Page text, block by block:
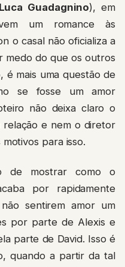
Luca Guadagnino), em
um romance às
o casal não oficializa a
medo do que os outros
é mais uma questão de
se fosse um amor
não deixa claro o
e nem o diretor
para isso.
de mostrar como o
por rapidamente
sentirem amor um
por parte de Alexis e
parte de David. Isso é
quando a partir da tal